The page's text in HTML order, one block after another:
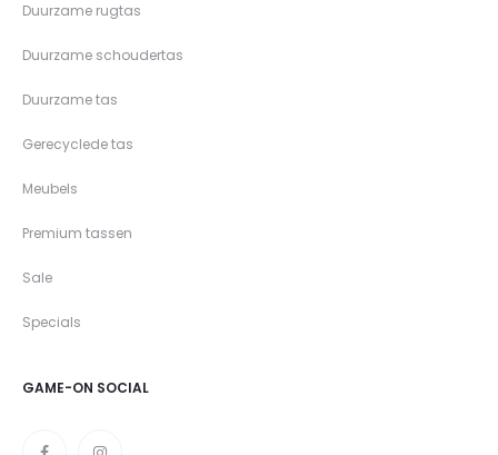
Duurzame rugtas
Duurzame schoudertas
Duurzame tas
Gerecyclede tas
Meubels
Premium tassen
Sale
Specials
GAME-ON SOCIAL